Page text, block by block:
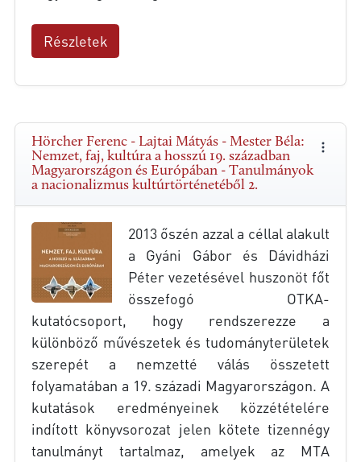
Részletek
Hörcher Ferenc - Lajtai Mátyás - Mester Béla:
Nemzet, faj, kultúra a hosszú 19. században
Magyarországon és Európában - Tanulmányok
a nacionalizmus kultúrtörténetéből 2.
2013 őszén azzal a céllal alakult
a Gyáni Gábor és Dávidházi
Péter vezetésével huszonöt főt
összefogó OTKA-
kutatócsoport, hogy rendszerezze a
különböző művészetek és tudományterületek
szerepét a nemzetté válás összetett
folyamatában a 19. századi Magyarországon. A
kutatások eredményeinek közzétételére
indított könyvsorozat jelen kötete tizennégy
tanulmányt tartalmaz, amelyek az MTA